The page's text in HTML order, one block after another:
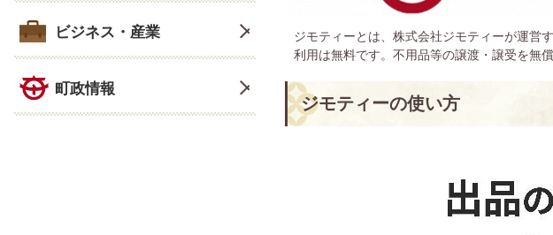
ビジネス・産業
町政情報
ジモティーとは、株式会社ジモティーが運営
利用は無料です。不用品等の譲渡・譲受を無
ジモティーの使い方